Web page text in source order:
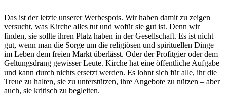
Das ist der letzte unserer Werbespots. Wir haben damit zu zeigen
versucht, was Kirche alles tut und wofür sie gut ist. Denn wir
finden, sie sollte ihren Platz haben in der Gesellschaft. Es ist nicht
gut, wenn man die Sorge um die religiösen und spirituellen Dinge
im Leben dem freien Markt überlässt. Oder der Profitgier oder dem
Geltungsdrang gewisser Leute. Kirche hat eine öffentliche Aufgabe
und kann durch nichts ersetzt werden. Es lohnt sich für alle, ihr die
Treue zu halten, sie zu unterstützen, ihre Angebote zu nützen – aber
auch, sie kritisch zu begleiten.